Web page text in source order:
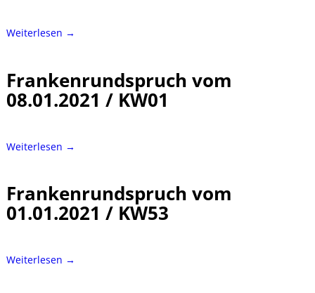
Weiterlesen →
Frankenrundspruch vom
08.01.2021 / KW01
Weiterlesen →
Frankenrundspruch vom
01.01.2021 / KW53
Weiterlesen →